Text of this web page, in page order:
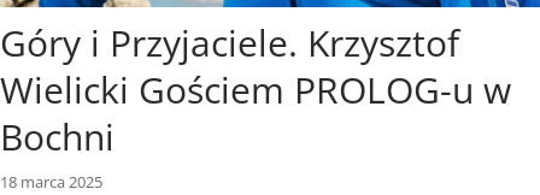
Góry i Przyjaciele. Krzysztof
Wielicki Gościem PROLOG-u w
Bochni
18 marca 2025